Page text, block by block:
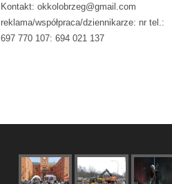
Kontakt: okkolobrzeg@gmail.com
reklama/współpraca/dziennikarze: nr tel.:
697 770 107: 694 021 137